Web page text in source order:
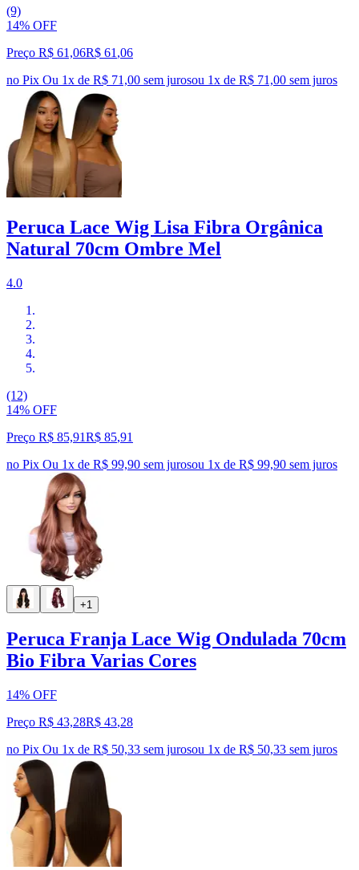
(9)
14% OFF
Preço R$ 61,06R$ 61 ,06
no Pix Ou 1x de R$ 71,00 sem jurosou 1x de R$ 71,00 sem juros
Peruca Lace Wig Lisa Fibra Orgânica
Natural 70cm Ombre Mel
4.0
(12)
14% OFF
Preço R$ 85,91R$ 85,91
no Pix Ou 1x de R$ 99,90 sem jurosou 1x de R$ 99,90 sem juros
+1
Peruca Franja Lace Wig Ondulada 70cm
Bio Fibra Varias Cores
14% OFF
Preço R$ 43,28R$ 43,28
no Pix Ou 1x de R$ 50,33 sem jurosou 1x de R$ 50,33 sem juros